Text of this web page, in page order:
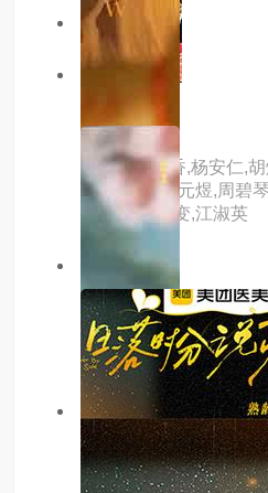
主演：内详
hd国语
西施泪
主演：郑兰香,杨安仁,
铨,傅慧娟,吴元煜,周碧
袁根生,许家变,江淑英
已完结
他的玫瑰与寒霜
主演：内详
7.0分 已完结
吾妻尚年少